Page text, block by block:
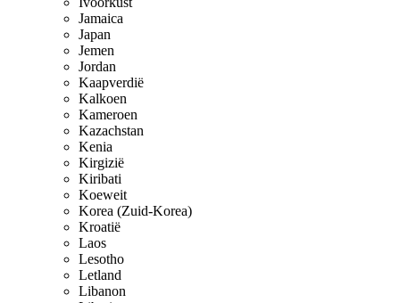
Jamaica
Japan
Jemen
Jordan
Kaapverdië
Kalkoen
Kameroen
Kazachstan
Kenia
Kirgizië
Kiribati
Koeweit
Korea (Zuid-Korea)
Kroatië
Laos
Lesotho
Letland
Libanon